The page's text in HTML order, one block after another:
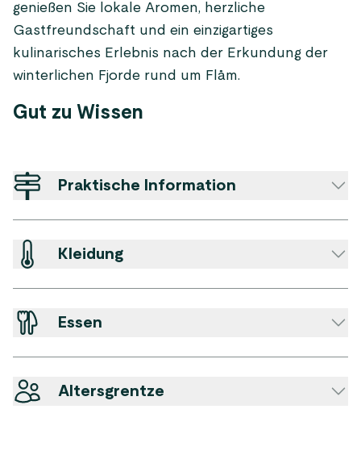
genießen Sie lokale Aromen, herzliche
Gastfreundschaft und ein einzigartiges
kulinarisches Erlebnis nach der Erkundung der
winterlichen Fjorde rund um Flåm.
Gut zu Wissen
Praktische Information
Kleidung
Essen
Altersgrentze